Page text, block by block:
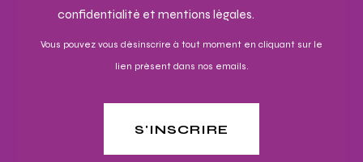
confidentialité et mentions légales.
Vous pouvez vous désinscrire à tout moment en cliquant sur le
lien présent dans nos emails.
S'INSCRIRE